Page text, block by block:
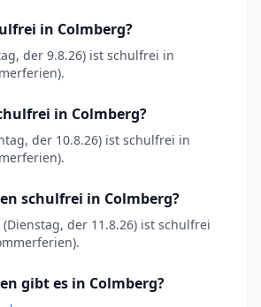
in Colmberg?
der 9.8.26) ist schulfrei in
in Colmberg?
der 10.8.26) ist schulfrei in
schulfrei in Colmberg?
der 11.8.26) ist schulfrei
gibt es in Colmberg?